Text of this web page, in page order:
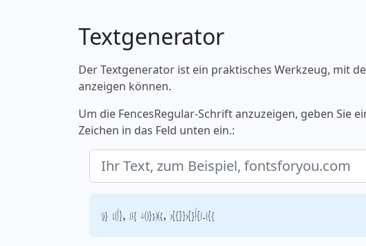
Textgenerator
Der Textgenerator ist ein praktisches Werkzeug, mit
anzeigen können.
Um die FencesRegular-Schrift anzuzeigen, geben Sie
Zeichen in das Feld unten ein.:
Ihr Text, zum Beispiel, fontsforyou.com